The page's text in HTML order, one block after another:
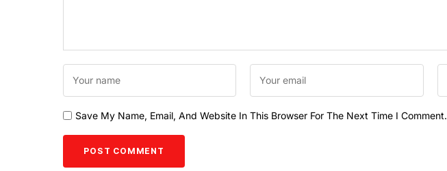
Save My Name, Email, And Website In This Browser For The Next Time I Comment.